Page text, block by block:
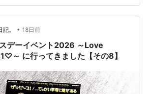
17才 旅立ちのふたり」に藤本美貴と共に出演。
ニング娘。おとめ組」としてユニット参加。
曲『チュッ！夏パ～ティ』を意識して
一度でいいから、梨華ちゃんに「チュ
みたいものです。ほっぺでもいいか
。 • 18日前
デーイベント2026 ～Love
～ に行ってきました【その8】